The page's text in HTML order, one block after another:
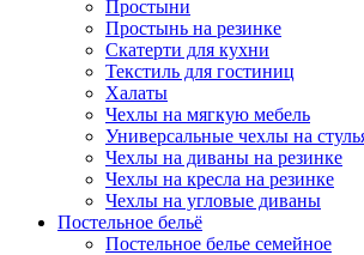
Простыни
Простынь на резинке
Скатерти для кухни
Текстиль для гостиниц
Халаты
Чехлы на мягкую мебель
Универсальные чехлы на
Чехлы на диваны на резинке
Чехлы на кресла на резинке
Чехлы на угловые диваны
Постельное бельё
Постельное белье семейное